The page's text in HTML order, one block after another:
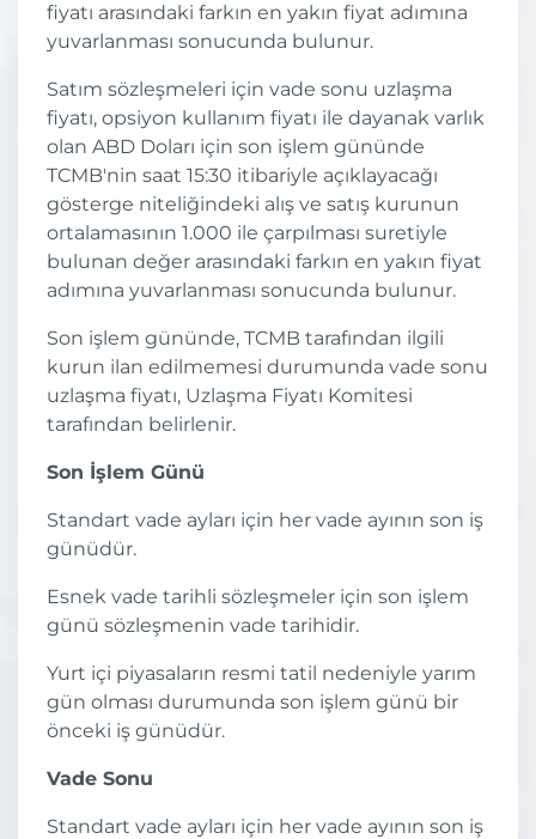
fiyatı arasındaki farkın en yakın fiyat adımına
yuvarlanması sonucunda bulunur.
Satım sözleşmeleri için vade sonu uzlaşma
fiyatı, opsiyon kullanım fiyatı ile dayanak varlık
olan ABD Doları için son işlem gününde
TCMB'nin saat 15:30 itibariyle açıklayacağı
gösterge niteliğindeki alış ve satış kurunun
ortalamasının 1.000 ile çarpılması suretiyle
bulunan değer arasındaki farkın en yakın fiyat
adımına yuvarlanması sonucunda bulunur.
Son işlem gününde, TCMB tarafından ilgili
kurun ilan edilmemesi durumunda vade sonu
uzlaşma fiyatı, Uzlaşma Fiyatı Komitesi
tarafından belirlenir.
Son İşlem Günü
Standart vade ayları için her vade ayının son iş
günüdür.
Esnek vade tarihli sözleşmeler için son işlem
günü sözleşmenin vade tarihidir.
Yurt içi piyasaların resmi tatil nedeniyle yarım
gün olması durumunda son işlem günü bir
önceki iş günüdür.
Vade Sonu
Standart vade ayları için her vade ayının son iş